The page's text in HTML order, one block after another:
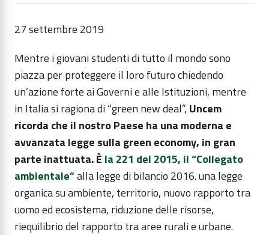
27 settembre 2019
Mentre i giovani studenti di tutto il mondo sono
piazza per proteggere il loro futuro chiedendo
un’azione forte ai Governi e alle Istituzioni, mentre
in Italia si ragiona di “green new deal”, Uncem
ricorda che il nostro Paese ha una moderna e
avvanzata legge sulla green economy, in gran
parte inattuata. È la 221 del 2015, il “Collegato
ambientale”alla legge di bilancio 2016. una legge
organica su ambiente, territorio, nuovo rapporto tra
uomo ed ecosistema, riduzione delle risorse,
riequilibrio del rapporto tra aree rurali e urbane.